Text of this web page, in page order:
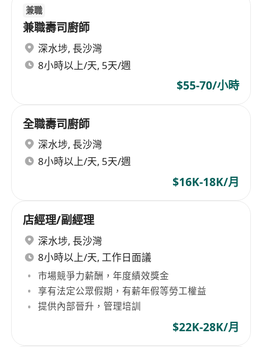
兼職
兼職壽司廚師
深水埗, 長沙灣
8小時以上/天, 5天/週
$55-70/小時
全職壽司廚師
深水埗, 長沙灣
8小時以上/天, 5天/週
$16K-18K/月
店經理/副經理
深水埗, 長沙灣
8小時以上/天, 工作日面議
市場競爭力薪酬，年度績效獎金
享有法定公眾假期，有薪年假等勞工權益
提供內部晉升，管理培訓
$22K-28K/月